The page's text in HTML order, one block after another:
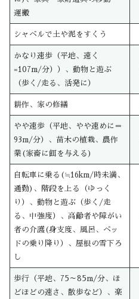
運搬
シャベルで土や泥をすくう
かなり速歩（平地、速く
=107m/分））、動物と遊ぶ
（歩く/走る、活発に）
耕作、家の修繕
やや速歩（平地、やや速めに＝
93m/分）、苗木の植栽、農作
業(家畜に餌を与える)
自転車に乗る(≒16km/時未満、
通勤)、階段を上る（ゆっく
り）、動物と遊ぶ（歩く/走
る、中強度）、高齢者や障がい
者の介護(身支度、風呂、ベッ
ドの乗り降り）、屋根の雪下ろ
し
歩行（平地、75～85m/分、ほ
どほどの速さ、散歩など）、楽